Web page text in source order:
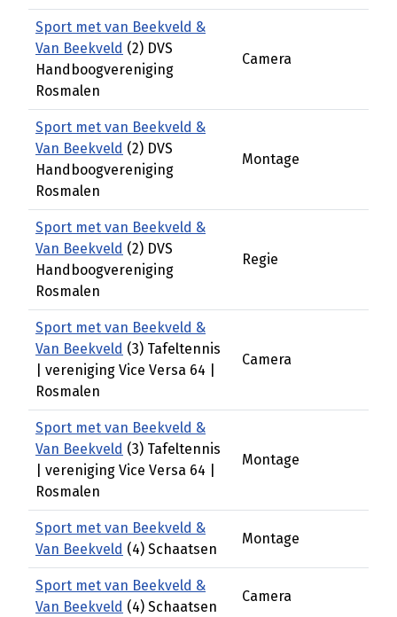
Sport met van Beekveld &
Van Beekveld (2) DVS
Handboogvereniging
Rosmalen
Camera
Sport met van Beekveld &
Van Beekveld (2) DVS
Handboogvereniging
Rosmalen
Montage
Sport met van Beekveld &
Van Beekveld (2) DVS
Handboogvereniging
Rosmalen
Regie
Sport met van Beekveld &
Van Beekveld (3) Tafeltennis
| vereniging Vice Versa 64 |
Rosmalen
Camera
Sport met van Beekveld &
Van Beekveld (3) Tafeltennis
| vereniging Vice Versa 64 |
Rosmalen
Montage
Sport met van Beekveld &
Van Beekveld (4) Schaatsen
Montage
Sport met van Beekveld &
Van Beekveld (4) Schaatsen
Camera